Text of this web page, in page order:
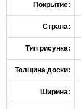
Покрытие:
Страна:
Тип рисунка:
Толщина доски:
Ширина: